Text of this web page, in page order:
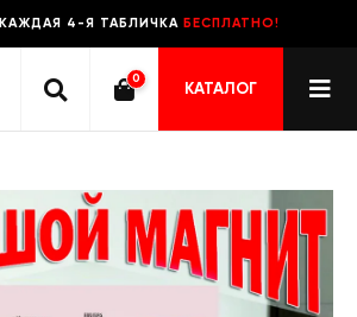
КАЖДАЯ 4-Я ТАБЛИЧКА БЕСПЛАТНО!
0
КАТАЛОГ